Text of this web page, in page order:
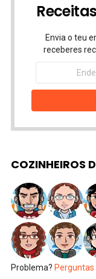
Envia o teu
receberes
Endereço
email
COZINHEIROS
Problema? Perguntas